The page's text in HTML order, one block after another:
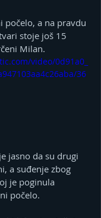
počelo, a na pravdu
stoje još 15
Milan.
video/0d91a0_
36
jasno da su drugi
a suđenje zbog
je poginula
počelo.